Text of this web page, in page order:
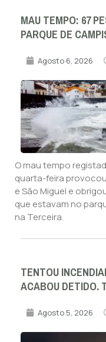
MAU TEMPO: 67
PARQUE DE
Agosto 6, 2026
O mau tempo
quarta-feira
e São Miguel e
que estavam no
na Terceira.
TENTOU
ACABOU DETIDO.
Agosto 5, 2026